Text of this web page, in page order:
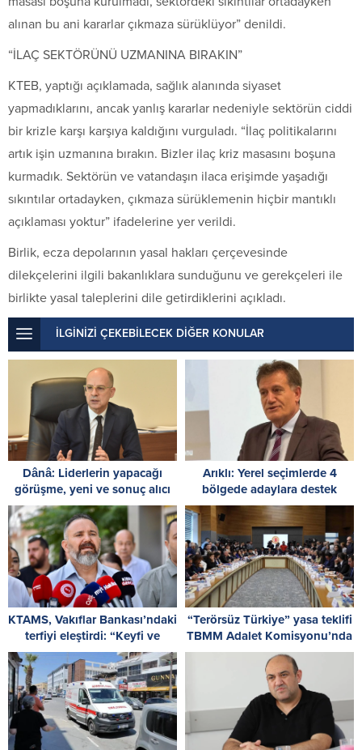
alınan bu ani kararlar çıkmaza sürüklüyor” denildi.
“İLAÇ SEKTÖRÜNÜ UZMANINA BIRAKIN”
KTEB, yaptığı açıklamada, sağlık alanında siyaset
yapmadıklarını, ancak yanlış kararlar nedeniyle sektörün ciddi
bir krizle karşı karşıya kaldığını vurguladı. “İlaç politikalarını
artık işin uzmanına bırakın. Bizler ilaç kriz masasını boşuna
kurmadık. Sektörün ve vatandaşın ilaca erişimde yaşadığı
sıkıntılar ortadayken, çıkmaza sürüklemenin hiçbir mantıklı
açıklaması yoktur” ifadelerine yer verildi.
Birlik, ecza depolarının yasal hakları çerçevesinde
dilekçelerini ilgili bakanlıklara sunduğunu ve gerekçeleri ile
birlikte yasal taleplerini dile getirdiklerini açıkladı.
İLGİNİZİ ÇEKEBİLECEK DİĞER KONULAR
Dânâ: Liderlerin yapacağı
görüşme, yeni ve sonuç alıcı
5+1 toplantısına hazırlık
niteliği taşıyor
Arıklı: Yerel seçimlerde 4
bölgede adaylara destek
planlıyoruz; nihai karar Parti
Meclisi’nde
KTAMS, Vakıflar Bankası’ndaki
terfiyi eleştirdi: “Keyfi ve
hukuka aykırı”
“Terörsüz Türkiye” yasa teklifi
TBMM Adalet Komisyonu’nda
kabul edildi